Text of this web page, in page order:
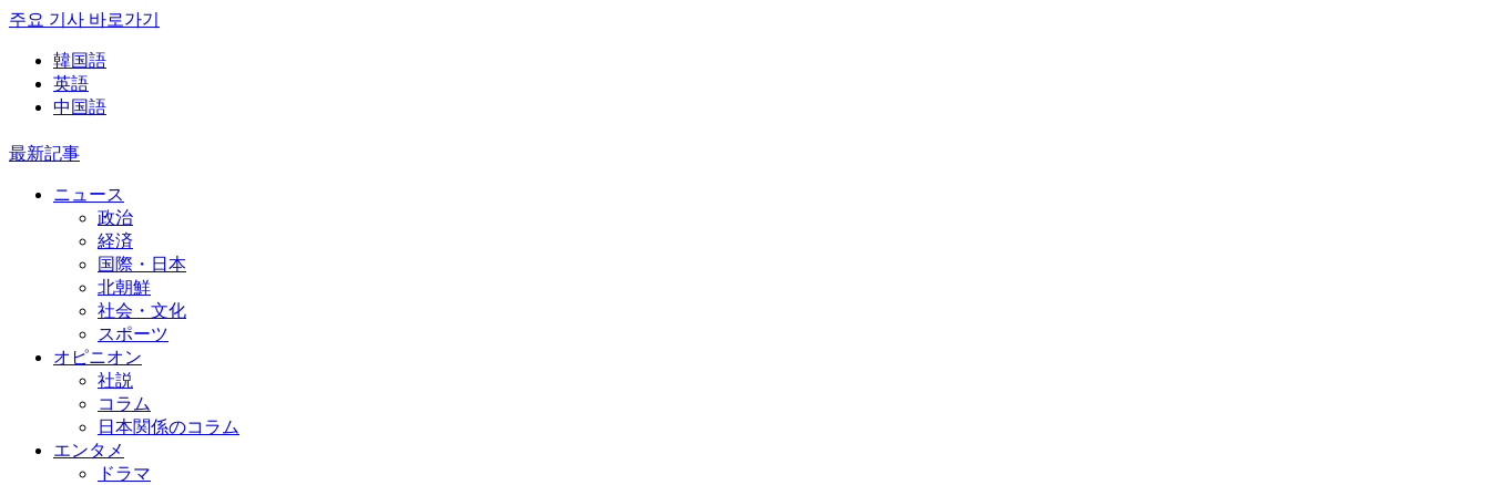
주요 기사 바로가기
韓国語
英語
中国語
最新記事
ニュース
政治
経済
国際・日本
北朝鮮
社会・文化
スポーツ
オピニオン
社説
コラム
日本関係のコラム
エンタメ
ドラマ